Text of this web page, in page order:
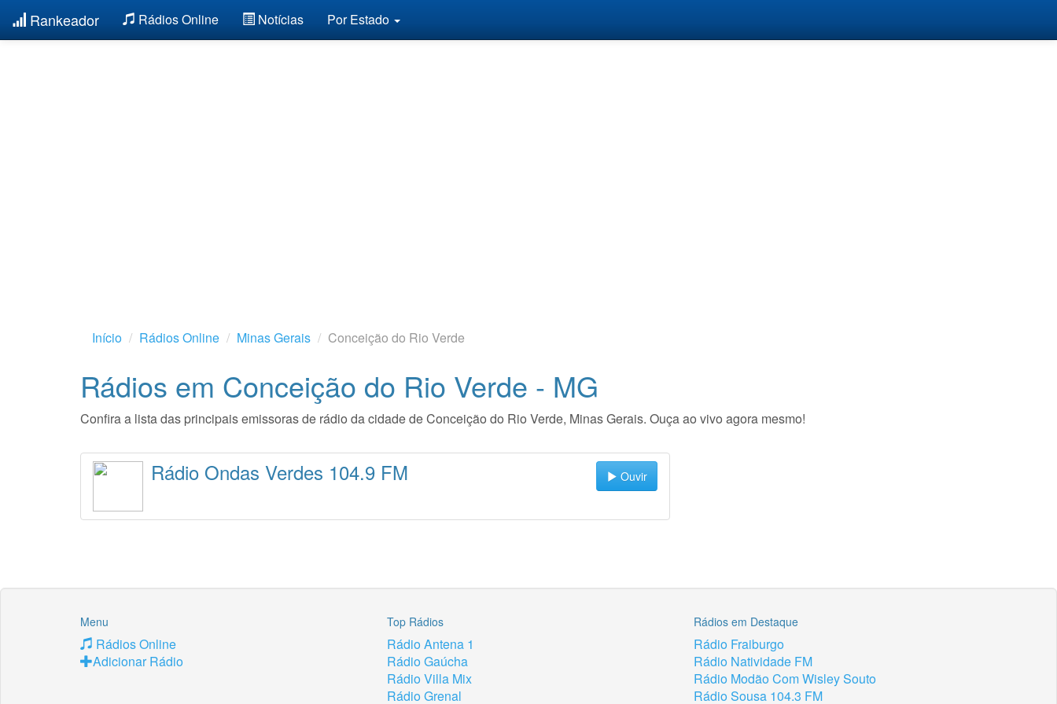
Rankeador Rádios Online Notícias Por Estado
Início Rádios Online Minas Gerais Conceição do Rio Verde
Rádios em Conceição do Rio Verde - MG
Confira a lista das principais emissoras de rádio da cidade de Conceição do Rio Verde, Minas Gerais. Ouça ao vivo agora mesmo!
Ouvir
Rádio Ondas Verdes 104.9 FM
Menu
Rádios Online
Adicionar Rádio
Top Rádios
Rádio Antena 1
Rádio Gaúcha
Rádio Villa Mix
Rádio Grenal
Rádios em Destaque
Rádio Fraiburgo
Rádio Natividade FM
Rádio Modão Com Wisley Souto
Rádio Sousa 104.3 FM